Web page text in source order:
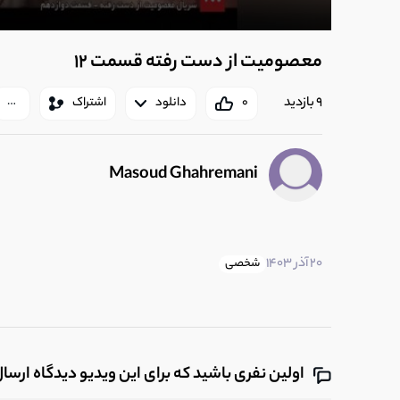
معصومیت از دست رفته قسمت 12
0 دانلود اشتراک 9 بازدید
Masoud Ghahremani
20 آذر 1403 شخصی
اولین نفری باشید که برای این ویدیو دیدگاه